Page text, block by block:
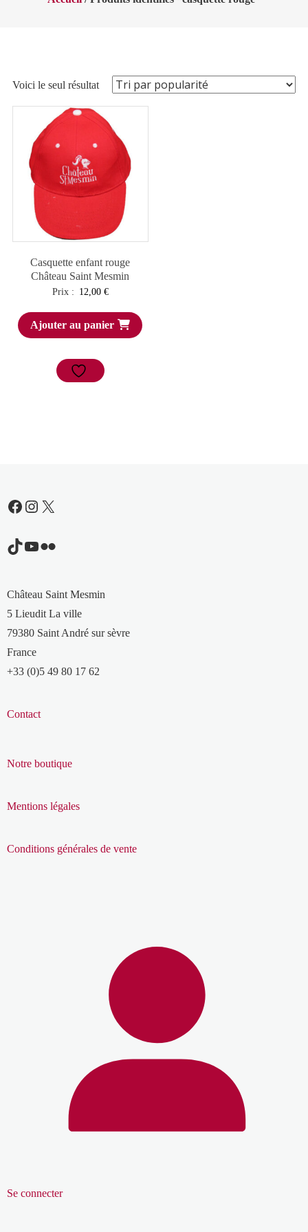
Voici le seul résultat
Casquette enfant rouge
Château Saint Mesmin
Prix : 12,00 €
Ajouter au panier
Facebook
Instagram
X
TikTok
YouTube
Flickr
Château Saint Mesmin
5 Lieudit La ville
79380 Saint André sur sèvre
France
+33 (0)5 49 80 17 62
Contact
Notre boutique
Mentions légales
Conditions générales de vente
Se connecter